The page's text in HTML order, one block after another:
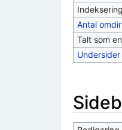
Antal
Talt som